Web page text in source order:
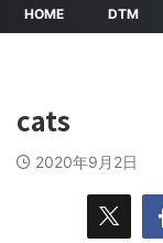
HOME DTM
cats
2020年9月2日